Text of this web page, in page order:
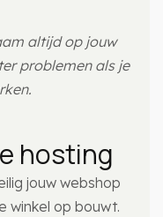
altijd op jouw
problemen als je
hosting
jouw webshop
winkel op bouwt.